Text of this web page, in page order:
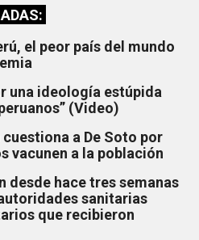
el peor país del mundo
una ideología estúpida
(Video)
a De Soto por
vacunen a la población
desde hace tres semanas
sanitarias
que recibieron